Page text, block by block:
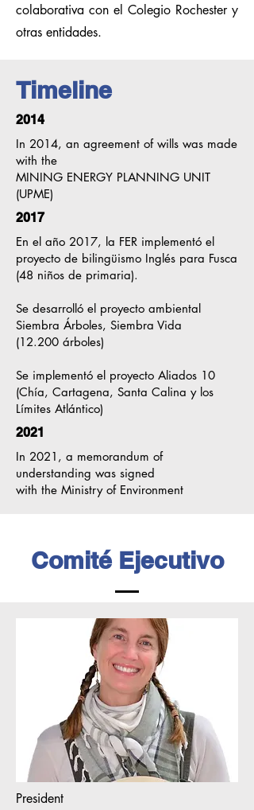
colaborativa con el Colegio Rochester y
otras entidades.
Timeline
2014
In 2014, an agreement of wills was made
with the
MINING ENERGY PLANNING UNIT
(UPME)
2017
En el año 2017, la FER implementó el
proyecto de bilingüismo Inglés para Fusca
(48 niños de primaria)​.
Se desarrolló el proyecto ambiental
Siembra Árboles, Siembra Vida
(12.200 árboles)
Se implementó el proyecto Aliados 10
(Chía, Cartagena, Santa Calina y los
Límites Atlántico)
2021
In 2021, a memorandum of
understanding was signed
with the Ministry of Environment
Comité Ejecutivo
President